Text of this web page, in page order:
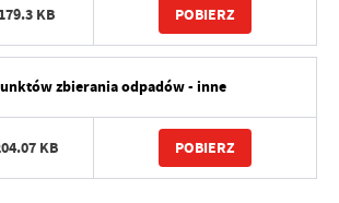
179.3 KB POBIERZ
zbierania odpadów - inne
KB POBIERZ